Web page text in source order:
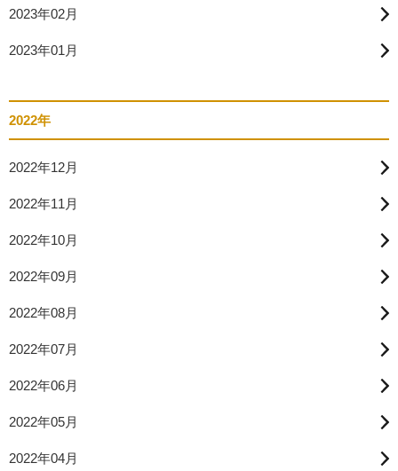
2023年02月
2023年01月
2022年
2022年12月
2022年11月
2022年10月
2022年09月
2022年08月
2022年07月
2022年06月
2022年05月
2022年04月